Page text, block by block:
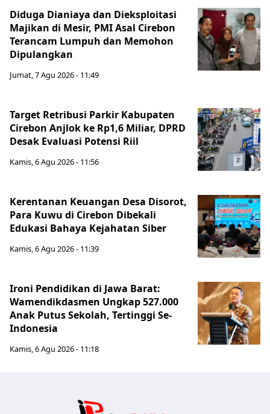
Diduga Dianiaya dan Dieksploitasi
Majikan di Mesir, PMI Asal Cirebon
Terancam Lumpuh dan Memohon
Dipulangkan
Jumat, 7 Agu 2026 - 11:49
Target Retribusi Parkir Kabupaten
Cirebon Anjlok ke Rp1,6 Miliar, DPRD
Desak Evaluasi Potensi Riil
Kamis, 6 Agu 2026 - 11:56
Kerentanan Keuangan Desa Disorot,
Para Kuwu di Cirebon Dibekali
Edukasi Bahaya Kejahatan Siber
Kamis, 6 Agu 2026 - 11:39
Ironi Pendidikan di Jawa Barat:
Wamendikdasmen Ungkap 527.000
Anak Putus Sekolah, Tertinggi Se-
Indonesia
Kamis, 6 Agu 2026 - 11:18